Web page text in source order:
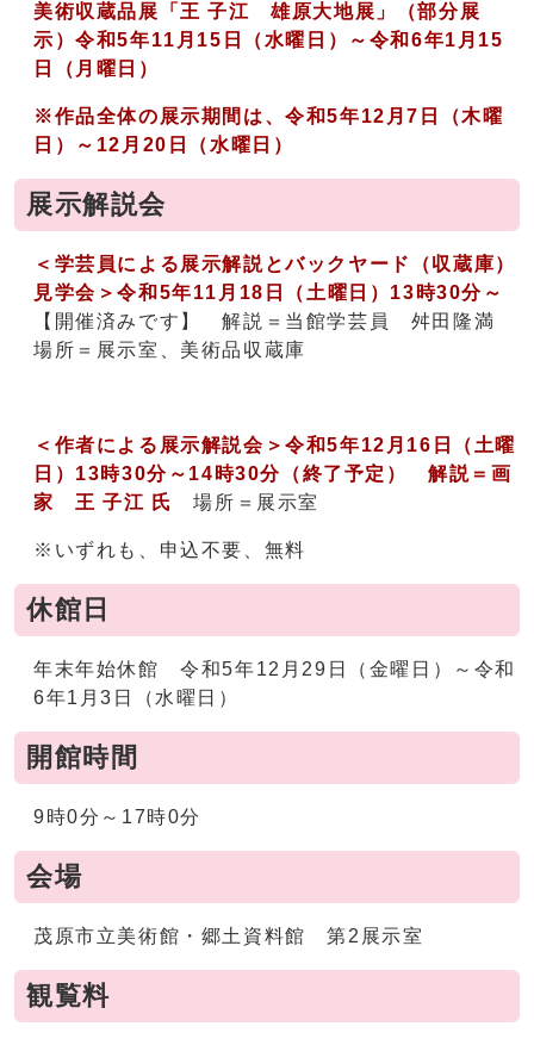
美術収蔵品展「王 子江 雄原大地展」（部分展
示）令和5年11月15日（水曜日）～令和6年1月15
日（月曜日）
※作品全体の展示期間は、令和5年12月7日（木曜
日）～12月20日（水曜日）
展示解説会
＜学芸員による展示解説とバックヤード（収蔵庫）
見学会＞令和5年11月18日（土曜日）13時30分～
【開催済みです】 解説＝当館学芸員 舛田隆満
場所＝展示室、美術品収蔵庫
＜作者による展示解説会＞令和5年12月16日（土曜
日）13時30分～14時30分（終了予定） 解説＝画
家 王 子江 氏
場所＝展示室
※いずれも、申込不要、無料
休館日
年末年始休館 令和5年12月29日（金曜日）～令和
6年1月3日（水曜日）
開館時間
9時0分～17時0分
会場
茂原市立美術館・郷土資料館 第2展示室
観覧料